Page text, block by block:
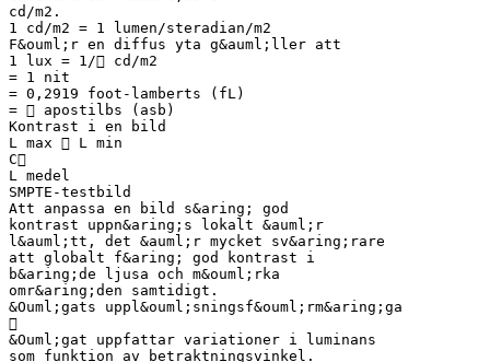
cd/m2.
1 cd/m2 = 1 lumen/steradian/m2
F&ouml;r en diffus yta g&auml;ller att
1 lux = 1/ cd/m2
= 1 nit
= 0,2919 foot-lamberts (fL)
=  apostilbs (asb)
Kontrast i en bild
L max  L min
C
L medel
SMPTE-testbild
Att anpassa en bild s&aring; god
kontrast uppn&aring;s lokalt &auml;r
l&auml;tt, det &auml;r mycket sv&aring;rare
att globalt f&aring; god kontrast i
b&aring;de ljusa och m&ouml;rka
omr&aring;den samtidigt.
&Ouml;gats uppl&ouml;sningsf&ouml;rm&aring;ga

&Ouml;gat uppfattar variationer i luminans
som funktion av betraktningsvinkel.